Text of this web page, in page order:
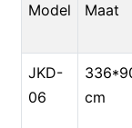
Model Maat
JKD-
06
cm